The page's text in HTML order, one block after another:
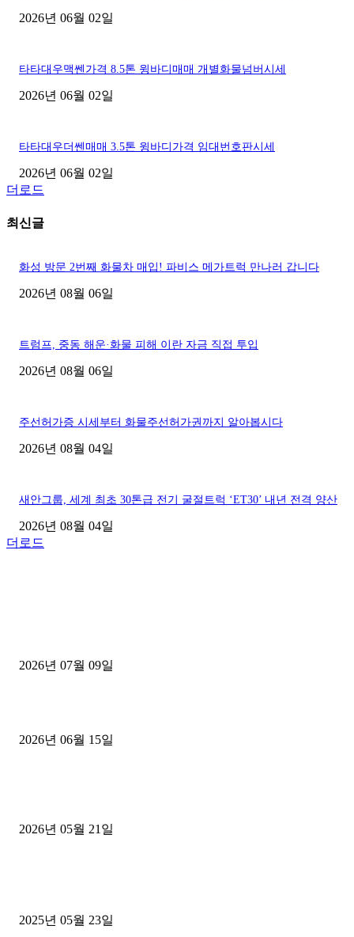
2026년 06월 02일
타타대우맥쎈가격 8.5톤 윙바디매매 개별화물넘버시세
2026년 06월 02일
타타대우더쎈매매 3.5톤 윙바디가격 임대번호판시세
2026년 06월 02일
더로드
최신글
화성 방문 2번째 화물차 매입! 파비스 메가트럭 만나러 갑니다
2026년 08월 06일
트럼프, 중동 해운·화물 피해 이란 자금 직접 투입
2026년 08월 06일
주선허가증 시세부터 화물주선허가권까지 알아봅시다
2026년 08월 04일
새안그룹, 세계 최초 30톤급 전기 굴절트럭 ‘ET30’ 내년 전격 양산
2026년 08월 04일
더로드
2026년 07월 09일
2026년 06월 15일
2026년 05월 21일
2025년 05월 23일